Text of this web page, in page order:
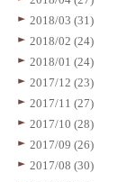
2018/03 (31)
2018/02 (24)
2018/01 (24)
2017/12 (23)
2017/11 (27)
2017/10 (28)
2017/09 (26)
2017/08 (30)